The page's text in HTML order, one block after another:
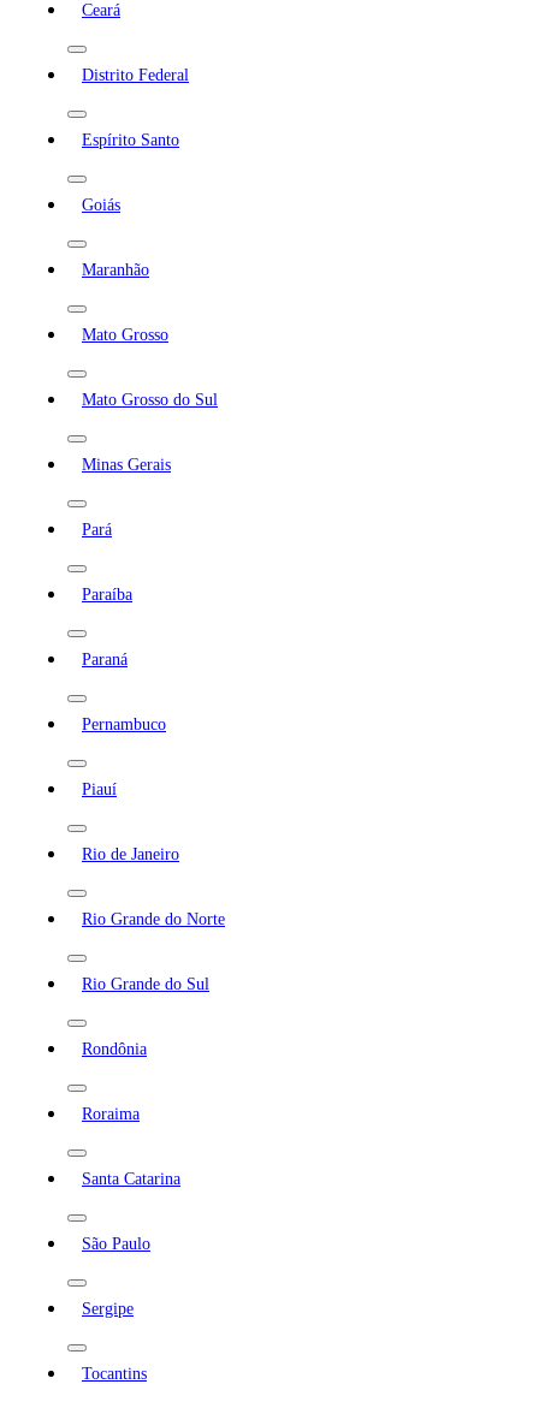
Ceará
Distrito Federal
Espírito Santo
Goiás
Maranhão
Mato Grosso
Mato Grosso do Sul
Minas Gerais
Pará
Paraíba
Paraná
Pernambuco
Piauí
Rio de Janeiro
Rio Grande do Norte
Rio Grande do Sul
Rondônia
Roraima
Santa Catarina
São Paulo
Sergipe
Tocantins